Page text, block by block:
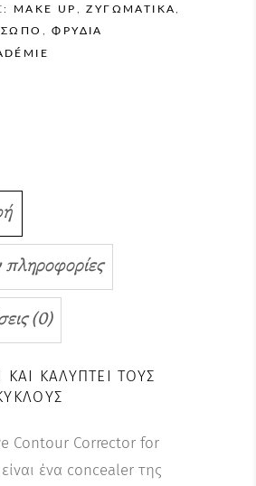
MAKE UP ,ΖΥΓΩΜΑΤΙΚΆ
,ΦΡΎΔΙΑ
(0)
ΚΑΙ ΚΑΛΎΠΤΕΙ ΤΟΥΣ
Contour Corrector for
ένα concealer της